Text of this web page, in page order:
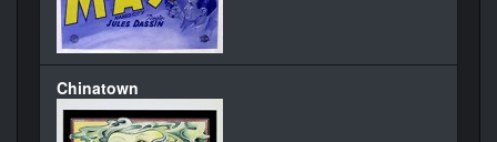
Chinatown